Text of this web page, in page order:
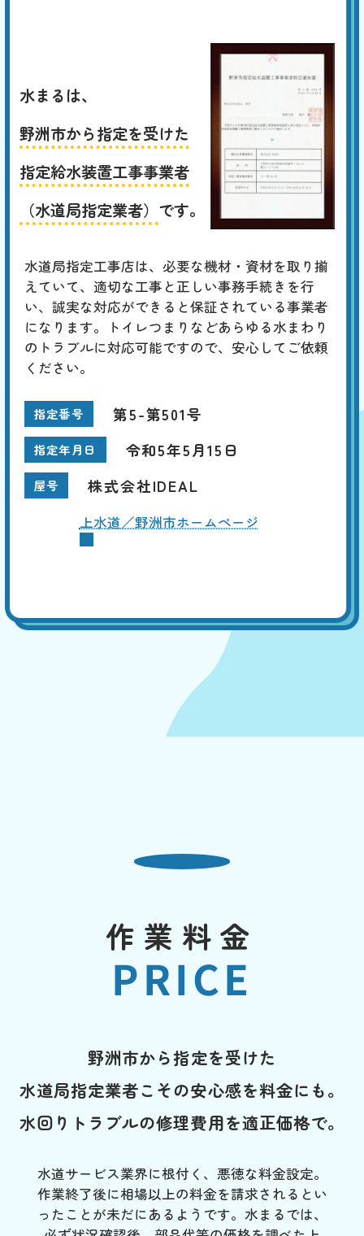
水まるは、
野洲市から指定を受けた
指定給水装置工事事業者
（水道局指定業者） です。
水道局指定工事店は、必要な機材・資材を取り揃
えていて、適切な工事と正しい事務手続きを行
い、誠実な対応ができると保証されている事業者
になります。トイレつまりなどあらゆる水まわり
のトラブルに対応可能ですので、安心してご依頼
ください。
指定番号 第5-第501号
指定年月日 令和5年5月15日
屋号 株式会社IDEAL
上水道／野洲市ホームページ
作業料金
PRICE
野洲市から指定を受けた
水道局指定業者こその安心感を料金にも。
水回りトラブルの修理費用を適正価格で。
水道サービス業界に根付く、悪徳な料金設定。
作業終了後に相場以上の料金を請求されるとい
ったことが未だにあるようです。水まるでは、